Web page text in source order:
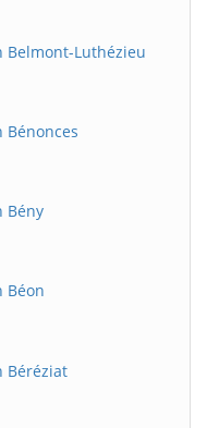
Luthézieu
Bény
Béon
Béréziat